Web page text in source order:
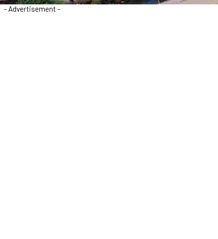
- Advertisement -